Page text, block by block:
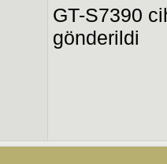
GT-S7390
gönderildi